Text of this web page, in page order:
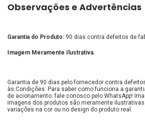
Observações e Advertências
Garantia do Produto: 90 dias contra defeitos de
Imagem Meramente Ilustrativa.
Garantia de 90 dias pelo fornecedor contra
às Condições: Para saber como funciona a
de acionamento. fale conosco pelo WhatsApp!
imagens dos produtos são meramente
variações na cor ou no design do produto real.